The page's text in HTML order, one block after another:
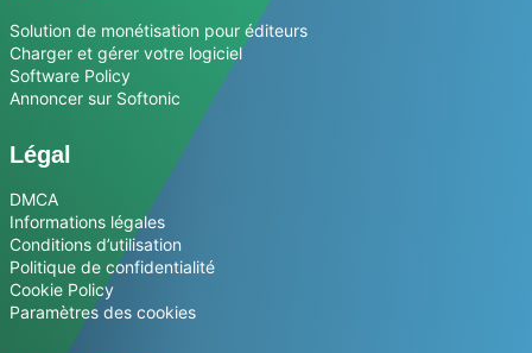
Solution de monétisation pour éditeurs
Charger et gérer votre logiciel
Software Policy
Annoncer sur Softonic
Légal
DMCA
Informations légales
Conditions d’utilisation
Politique de confidentialité
Cookie Policy
Paramètres des cookies